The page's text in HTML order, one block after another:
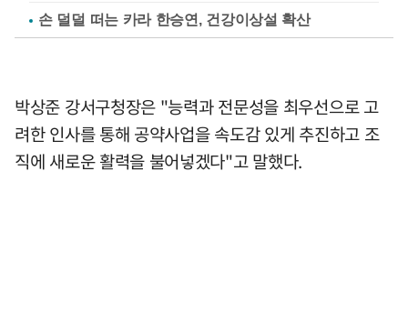
손 덜덜 떠는 카라 한승연, 건강이상설 확산
박상준 강서구청장은 "능력과 전문성을 최우선으로 고
려한 인사를 통해 공약사업을 속도감 있게 추진하고 조
직에 새로운 활력을 불어넣겠다"고 말했다.